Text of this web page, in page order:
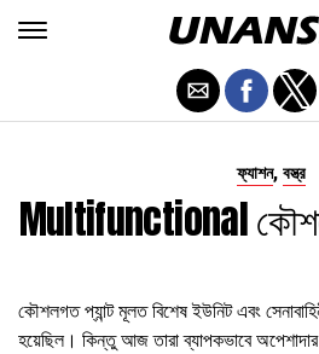
ফ্যাশন, বস্ত্র
Multifunctional
কৌশলগত প্যান্ট মূলত বিশেষ ইউনিট এবং
হয়েছিল। কিন্তু আজ তারা ব্যাপকভাবে অপেশাদার